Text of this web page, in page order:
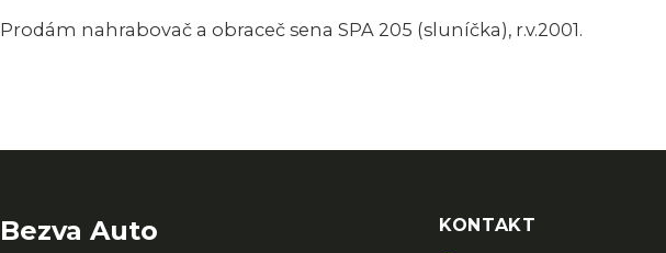
Prodám nahrabovač a obraceč sena SPA 205 (sluníčka), r.v.2001.
Bezva Auto
KONTAKT